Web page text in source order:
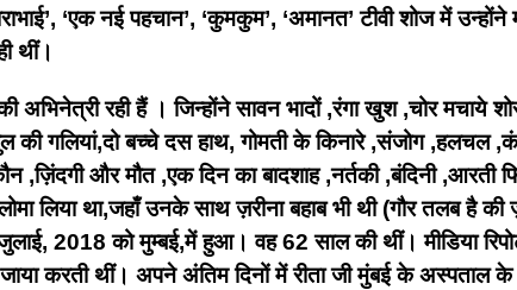
‘एक नई पहचान’, ‘कुमकुम’, ‘अमानत’ टीवी शोज में उन्होंने
थीं।
अभिनेत्री रही हैं । जिन्होंने सावन भादों ,रंगा खुश ,चोर मचाये
गलियां,दो बच्चे दस हाथ, गोमती के किनारे ,संजोग ,हलचल
,ज़िंदगी और मौत ,एक दिन का बादशाह ,नर्तकी ,बंदिनी ,आरती
लिया था,जहाँ उनके साथ ज़रीना बहाब भी थी (गौर तलब है की
2018 को मुम्बई,में हुआ। वह 62 साल की थीं। मीडिया
करती थीं। अपने अंतिम दिनों में रीता जी मुंबई के अस्पताल के